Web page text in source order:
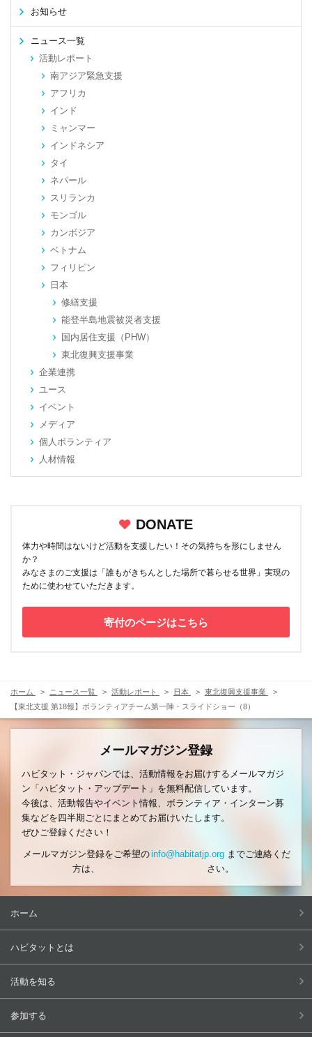
お知らせ
ニュース一覧
活動レポート
南アジア緊急支援
アフリカ
インド
ミャンマー
インドネシア
タイ
ネパール
スリランカ
モンゴル
カンボジア
ベトナム
フィリピン
日本
修繕支援
能登半島地震被災者支援
国内居住支援（PHW）
東北復興支援事業
企業連携
ユース
イベント
メディア
個人ボランティア
人材情報
DONATE
体力や時間はないけど活動を支援したい！その気持ちを形にしません
か？
みなさまのご支援は「誰もがきちんとした場所で暮らせる世界」実現の
ために使わせていただきます。
寄付のページはこちら
ホーム ニュース一覧 活動レポート 日本
東北復興支援事業
【東北支援 第18報】ボランティアチーム第一陣・スライドショー（8）
メールマガジン登録
ハビタット・ジャパンでは、活動情報をお届けするメールマガジ
ン「ハビタット・アップデート」を無料配信しています。
今後は、活動報告やイベント情報、ボランティア・インターン募
集などを四半期ごとにまとめてお届けいたします。
ぜひご登録ください！
メールマガジン登録をご希望の
方は、
info@habitatjp.orgまでご連絡くだ
さい。
ホーム
ハビタットとは
活動を知る
参加する